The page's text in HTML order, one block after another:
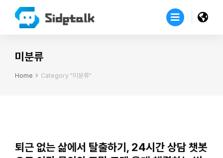
미분류
You are here:
Home Category "미분류"
퇴근 없는 삶에서 탈출하기, 24시간 상담 챗봇